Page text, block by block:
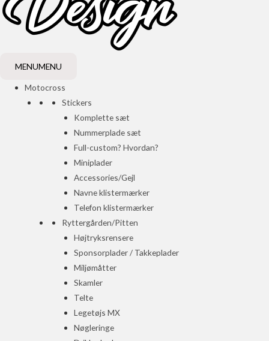
MENUMENU
Motocross
Stickers
Komplette sæt
Nummerplade sæt
Full-custom? Hvordan?
Miniplader
Accessories/Gejl
Navne klistermærker
Telefon klistermærker
Ryttergården/Pitten
Højtryksrensere
Sponsorplader / Takkeplader
Miljømåtter
Skamler
Telte
Legetøjs MX
Nøgleringe